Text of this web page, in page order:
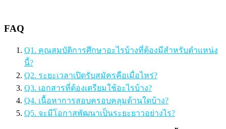
FAQ
Q1. คุณสมบัติการศึกษาอะไรบ้างที่ต้องมีสำหรับตำแหน่ง
นี้?
Q2. ระยะเวลาเปิดรับสมัครคือเมื่อไหร่?
Q3. เอกสารที่ต้องเตรียมใช้อะไรบ้าง?
Q4. เนื้อหาการสอบครอบคลุมด้านใดบ้าง?
Q5. จะมีโอกาสพัฒนาเป็นระยะยาวอย่างไร?